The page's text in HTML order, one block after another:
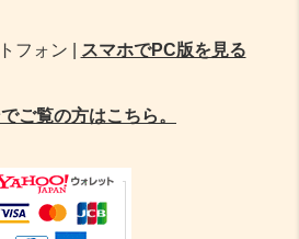
フォン | スマホでPC版を見る
ご覧の方はこちら。